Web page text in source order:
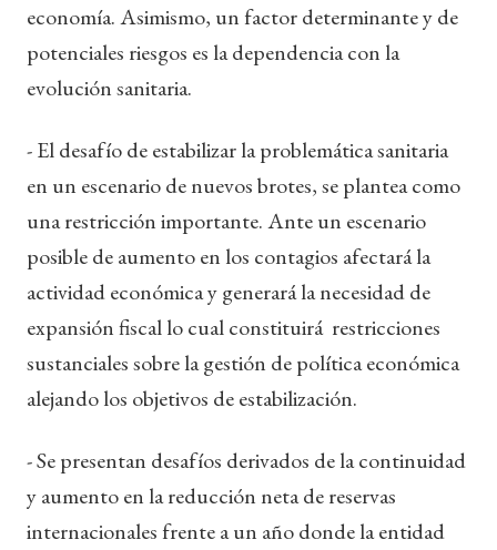
economía. Asimismo, un factor determinante y de
potenciales riesgos es la dependencia con la
evolución sanitaria.
- El desafío de estabilizar la problemática sanitaria
en un escenario de nuevos brotes, se plantea como
una restricción importante. Ante un escenario
posible de aumento en los contagios afectará la
actividad económica y generará la necesidad de
expansión fiscal lo cual constituirá restricciones
sustanciales sobre la gestión de política económica
alejando los objetivos de estabilización.
- Se presentan desafíos derivados de la continuidad
y aumento en la reducción neta de reservas
internacionales frente a un año donde la entidad